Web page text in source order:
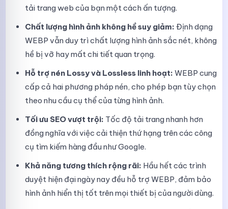
tải trang web của bạn một cách ấn tượng.
Chất lượng hình ảnh không hề suy giảm: Định dạng
WEBP vẫn duy trì chất lượng hình ảnh sắc nét, không
hề bị vỡ hay mất chi tiết quan trọng.
Hỗ trợ nén Lossy và Lossless linh hoạt: WEBP cung
cấp cả hai phương pháp nén, cho phép bạn tùy chọn
theo nhu cầu cụ thể của từng hình ảnh.
Tối ưu SEO vượt trội: Tốc độ tải trang nhanh hơn
đồng nghĩa với việc cải thiện thứ hạng trên các công
cụ tìm kiếm hàng đầu như Google.
Khả năng tương thích rộng rãi: Hầu hết các trình
duyệt hiện đại ngày nay đều hỗ trợ WEBP, đảm bảo
hình ảnh hiển thị tốt trên mọi thiết bị của người dùng.